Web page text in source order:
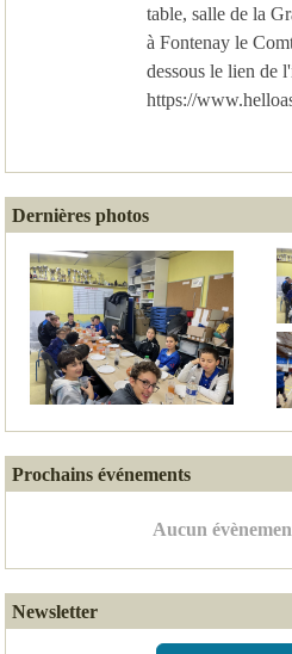
table, salle de la
à Fontenay le
dessous le lien de
https://
Dernières photos
Prochains événements
Aucun
Newsletter